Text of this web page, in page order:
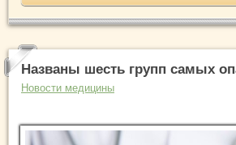
Названы шесть групп самых
Новости медицины